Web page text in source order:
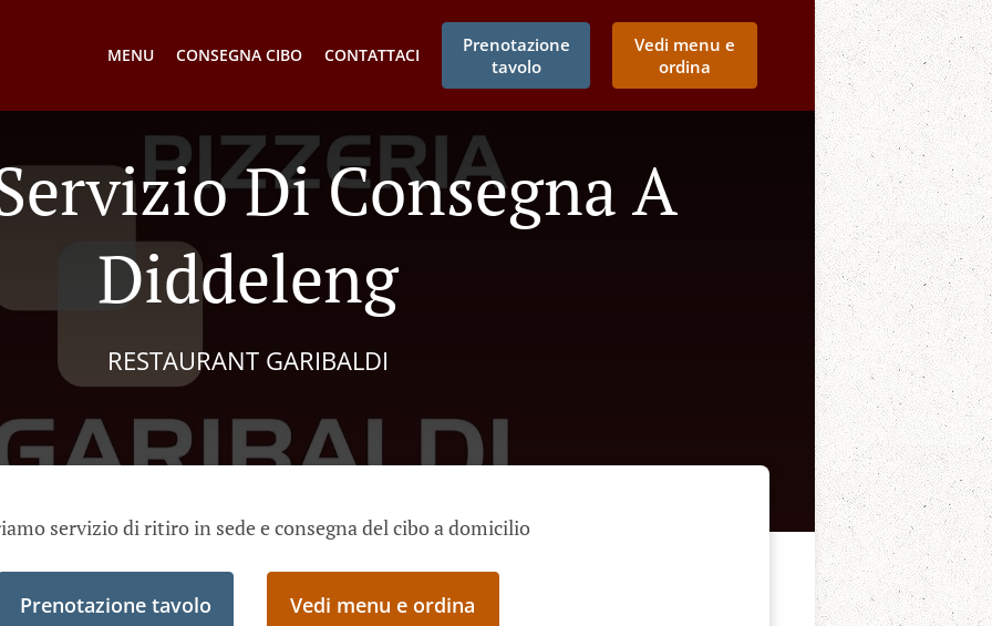
MENU CONSEGNA CIBO CONTATTACI
Prenotazione
tavolo
Vedi menu e
ordina
Di Consegna A
Diddeleng
RESTAURANT GARIBALDI
servizio di ritiro in sede e consegna del cibo a domicilio
Prenotazione tavolo Vedi menu e ordina